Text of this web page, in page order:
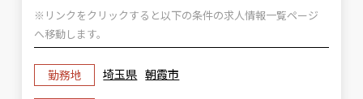
※リンクをクリックすると以下の条件の求人情報一覧ページ
へ移動します。
勤務地 埼玉県 朝霞市